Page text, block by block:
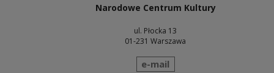
Narodowe Centrum Kultury
ul. Płocka 13
01-231 Warszawa
wyślij wiadomość
e-mail